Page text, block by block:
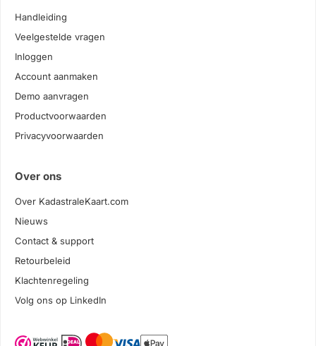
Handleiding
Veelgestelde vragen
Inloggen
Account aanmaken
Demo aanvragen
Productvoorwaarden
Privacyvoorwaarden
Over ons
Over KadastraleKaart.com
Nieuws
Contact & support
Retourbeleid
Klachtenregeling
Volg ons op LinkedIn